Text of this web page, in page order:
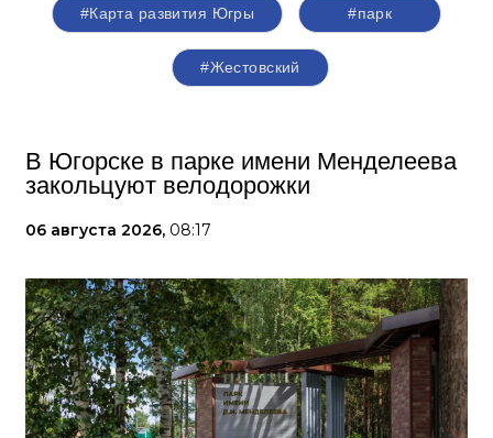
#Карта развития Югры #парк
#Жестовский
В Югорске в парке имени Менделеева
закольцуют велодорожки
06 августа 2026, 08:17